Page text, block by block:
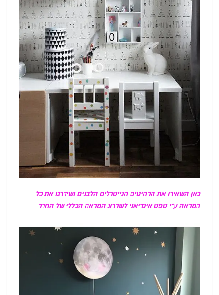
כאן השאירו את הרהיטים הנייטרלים הלבנים ושידרגו את כל
המראה ע"י טפט אינדיאני לשדרוג המראה הכללי של החדר